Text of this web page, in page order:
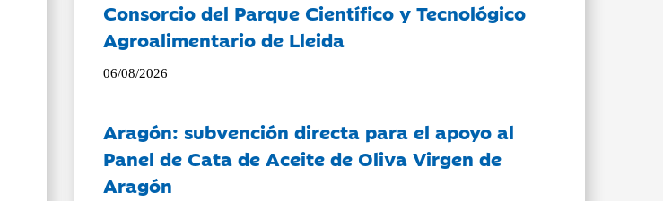
Consorcio del Parque Científico y Tecnológico
Agroalimentario de Lleida
06/08/2026
Aragón: subvención directa para el apoyo al
Panel de Cata de Aceite de Oliva Virgen de
Aragón